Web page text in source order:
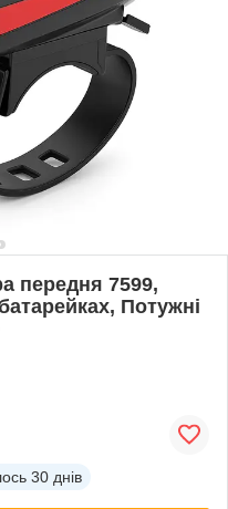
передня 7599,
Потужні
30 днів